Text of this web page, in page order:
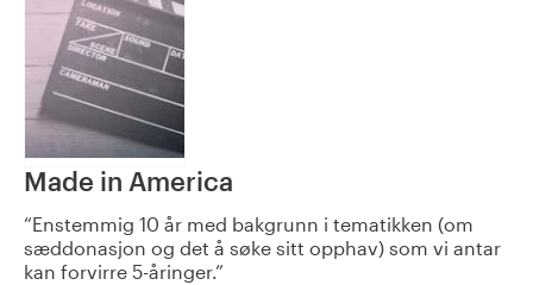
Made in America
Enstemmig 10 år med bakgrunn i tematikken (om
sæddonasjon og det å søke sitt opphav) som vi antar
kan forvirre 5-åringer.